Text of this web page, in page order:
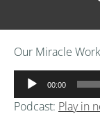
Our Miracle
声
プ
00:00
Podcast: Play in